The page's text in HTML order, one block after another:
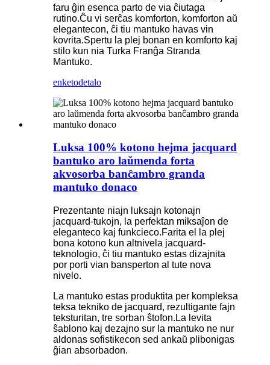
faru ĝin esenca parto de via ĉiutaga
rutino.Ĉu vi serĉas komforton, komforton aŭ
elegantecon, ĉi tiu mantuko havas vin
kovrita.Spertu la plej bonan en komforto kaj
stilo kun nia Turka Franĝa Stranda
Mantuko.
enketodetalo
Luksa 100% kotono hejma jacquard
bantuko aro laŭmenda forta
akvosorba banĉambro granda
mantuko donaco
Prezentante niajn luksajn kotonajn
jacquard-tukojn, la perfektan miksaĵon de
eleganteco kaj funkcieco.Farita el la plej
bona kotono kun altnivela jacquard-
teknologio, ĉi tiu mantuko estas dizajnita
por porti vian bansperton al tute nova
nivelo.
La mantuko estas produktita per kompleksa
teksa tekniko de jacquard, rezultigante fajn
teksturitan, tre sorban ŝtofon.La levita
ŝablono kaj dezajno sur la mantuko ne nur
aldonas sofistikecon sed ankaŭ plibonigas
ĝian absorbadon.